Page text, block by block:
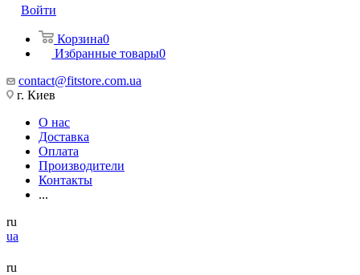
Войти
Корзина0
Избранные товары0
contact@fitstore.com.ua
г. Киев
О нас
Доставка
Оплата
Производители
Контакты
...
ru
ua
ru